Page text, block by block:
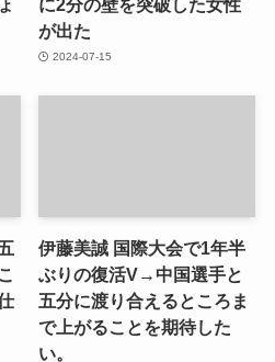
に2分の壁を突破した女性
が出た
2024-07-15
伊藤美誠 国際大会で1年半
ぶりの復活V→中国選手と
五分に渡り合えるところま
で上がることを期待した
い。